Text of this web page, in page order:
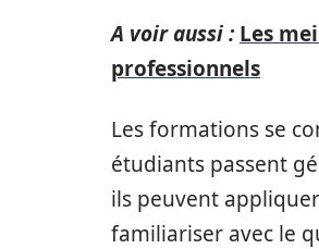
A voir aussi : Les
professionnels
Les formations se
étudiants passent
ils peuvent
familiariser avec le